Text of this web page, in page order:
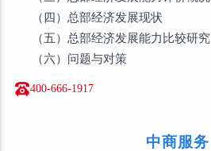
（四）总部经济发展现状
（五）总部经济发展能力比较研究
（六）问题与对策
400-666-1917
中商服务